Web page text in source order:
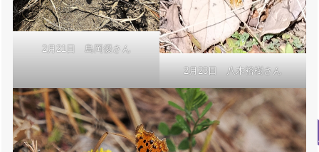
2月21日 島岡優さん
2月23日 八木裕樹さん